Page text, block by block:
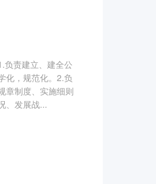
负责建立、建全公
化，规范化。2.负
章制度、实施细则
、发展战...